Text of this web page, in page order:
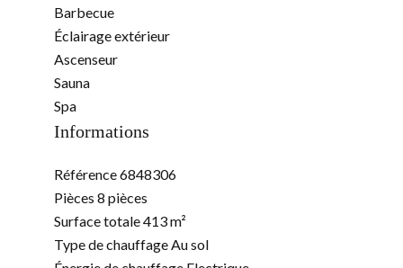
Barbecue
Éclairage extérieur
Ascenseur
Sauna
Spa
Informations
Référence6848306
Pièces 8 pièces
Surface totale413 m²
Type de chauffage Au sol